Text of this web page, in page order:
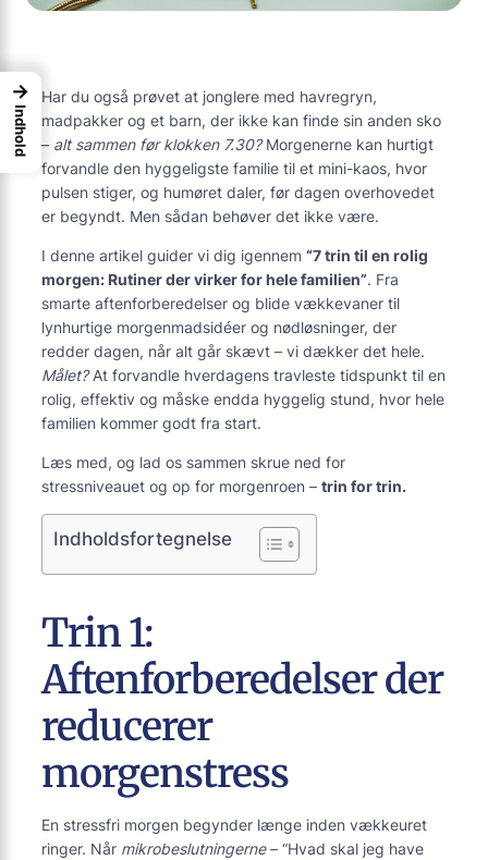
Har du også prøvet at jonglere med havregryn,
madpakker og et barn, der ikke kan finde sin anden sko
– alt sammen før klokken 7.30?Morgenerne kan hurtigt
forvandle den hyggeligste familie til et mini-kaos, hvor
pulsen stiger, og humøret daler, før dagen overhovedet
er begyndt. Men sådan behøver det ikke være.
I denne artikel guider vi dig igennem “7 trin til en rolig
morgen: Rutiner der virker for hele familien”. Fra
smarte aftenforberedelser og blide vækkevaner til
lynhurtige morgenmadsidéer og nødløsninger, der
redder dagen, når alt går skævt – vi dækker det hele.
Målet?At forvandle hverdagens travleste tidspunkt til en
rolig, effektiv og måske endda hyggelig stund, hvor hele
familien kommer godt fra start.
Læs med, og lad os sammen skrue ned for
stressniveauet og op for morgenroen – trin for trin.
Indholdsfortegnelse
Trin 1:
Aftenforberedelser der
reducerer
morgenstress
En stressfri morgen begynder længe inden vækkeuret
ringer. Når mikrobeslutningerne– “Hvad skal jeg have
→
Indhold